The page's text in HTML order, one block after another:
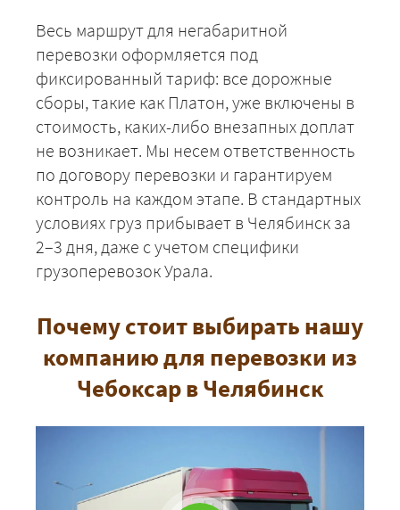
Весь маршрут для негабаритной
перевозки оформляется под
фиксированный тариф: все дорожные
сборы, такие как Платон, уже включены в
стоимость, каких-либо внезапных доплат
не возникает. Мы несем ответственность
по договору перевозки и гарантируем
контроль на каждом этапе. В стандартных
условиях груз прибывает в Челябинск за
2–3 дня, даже с учетом специфики
грузоперевозок Урала.
Почему стоит выбирать нашу
компанию для перевозки из
Чебоксар в Челябинск